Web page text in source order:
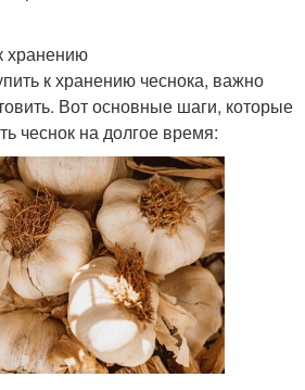
хранению
к хранению чеснока, важно
Вот основные шаги, которые
чеснок на долгое время: